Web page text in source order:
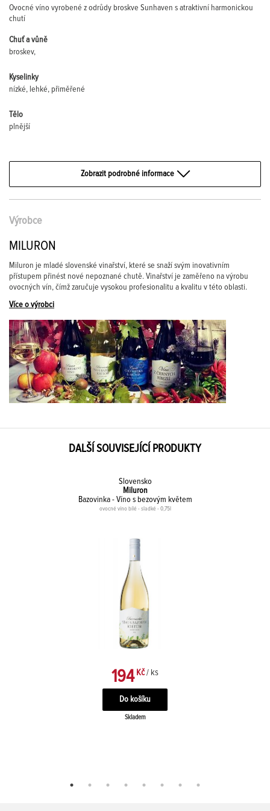
Ovocné víno vyrobené z odrůdy broskve Sunhaven s atraktivní harmonickou
chutí
Chuť a vůně
broskev,
Kyselinky
nízké, lehké, přiměřené
Tělo
plnější
Zobrazit podrobné informace
Výrobce
MILURON
Miluron je mladé slovenské vinařství, které se snaží svým inovativním
přístupem přinést nové nepoznané chutě. Vinařství je zaměřeno na výrobu
ovocných vín, čímž zaručuje vysokou profesionalitu a kvalitu v této oblasti.
Více o výrobci
DALŠÍ SOUVISEJÍCÍ PRODUKTY
Slovensko
Miluron
Bazovinka - Víno s bezovým květem
ovocné víno bílé - sladké - 0,75l
194 Kč / ks
Skladem